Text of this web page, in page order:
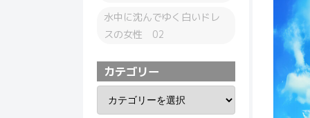
水中に沈んでゆく白いドレ
スの女性 02
カテゴリー